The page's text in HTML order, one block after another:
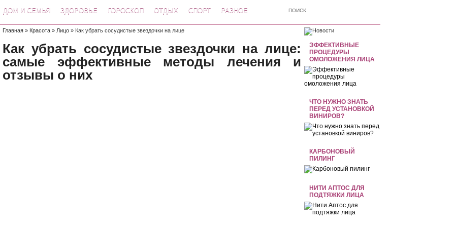
ДОМ И СЕМЬЯ ЗДОРОВЬЕ ГОРОСКОП ОТДЫХ СПОРТ РАЗНОЕ
ЭФФЕКТИВНЫЕ
ПРОЦЕДУРЫ
ОМОЛОЖЕНИЯ ЛИЦА
ЧТО НУЖНО ЗНАТЬ
ПЕРЕД УСТАНОВКОЙ
ВИНИРОВ?
КАРБОНОВЫЙ
ПИЛИНГ
НИТИ АПТОС ДЛЯ
ПОДТЯЖКИ ЛИЦА
Главная » Красота » Лицо » Как убрать сосудистые звездочки на лице
Как убрать сосудистые звездочки на лице:
самые эффективные методы лечения и
отзывы о них